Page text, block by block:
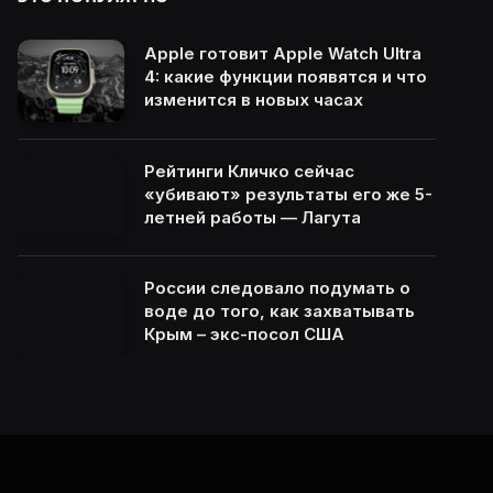
Apple готовит Apple Watch Ultra
4: какие функции появятся и что
изменится в новых часах
Рейтинги Кличко сейчас
«убивают» результаты его же 5-
летней работы — Лагута
России следовало подумать о
воде до того, как захватывать
Крым – экс-посол США